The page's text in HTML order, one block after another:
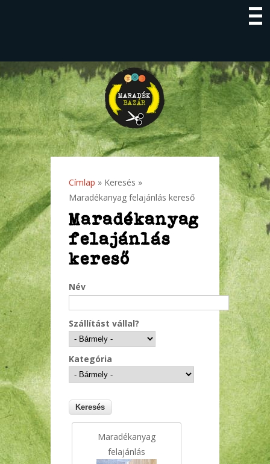
Jelenlegi hely
Címlap » Keresés »
Maradékanyag felajánlás kereső
Maradékanyag
felajánlás
kereső
Név
Szállítást vállal?
Kategória
Maradékanyag
felajánlás